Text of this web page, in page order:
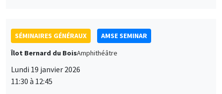
SÉMINAIRES GÉNÉRAUX
AMSE SEMINAR
Îlot Bernard du BoisAmphithéâtre
Lundi 19 janvier 2026
11:30 à 12:45